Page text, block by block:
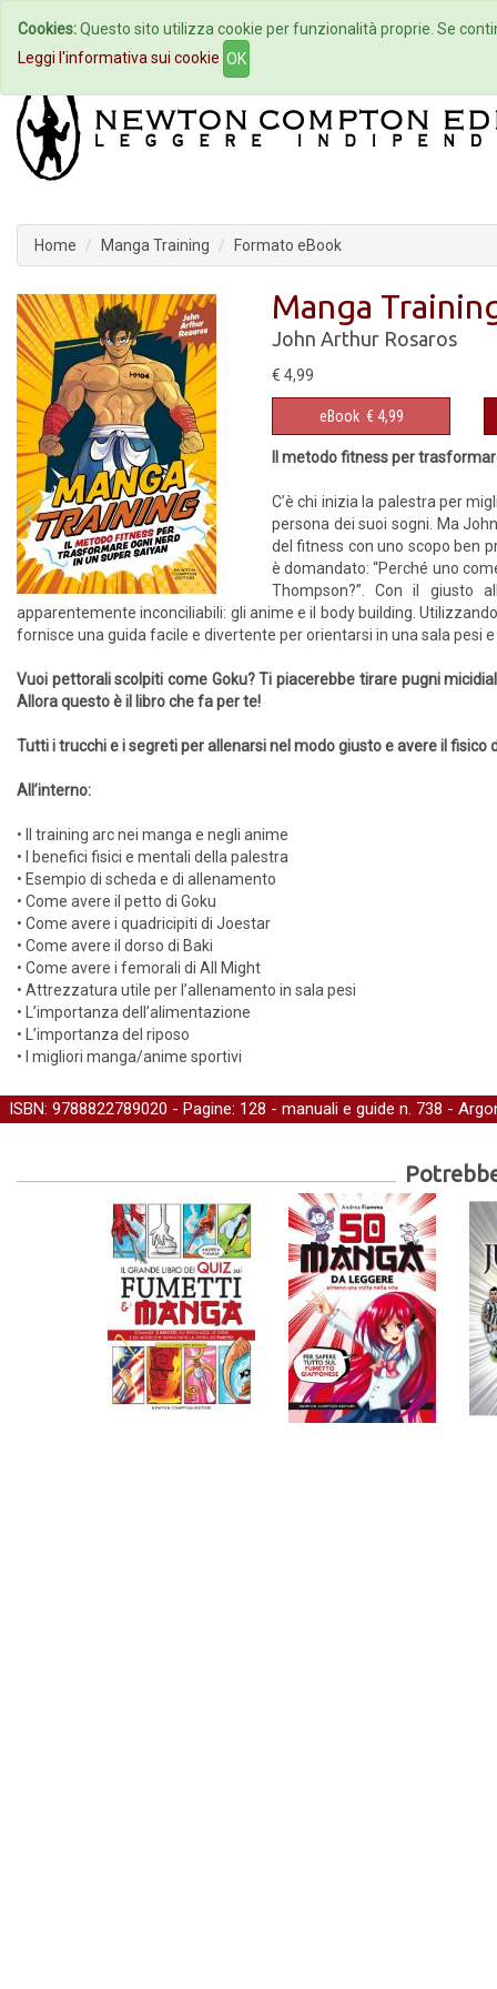
Home Autori Eventi
Home Manga Training Formato eBook
Manga
John Arthur Rosaros
€ 4,99
eBook € 4,99
Il metodo fitness per
C’è chi inizia la palestra per
persona dei suoi sogni. Ma
del fitness con uno scopo ben
è domandato: “Perché uno
Thompson?”. Con il giusto
apparentemente inconciliabili: gli anime e il body building.
fornisce una guida facile e divertente per orientarsi in una sala pesi
Vuoi pettorali scolpiti come Goku? Ti piacerebbe tirare pugni
Allora questo è il libro che fa per te!
Tutti i trucchi e i segreti per allenarsi nel modo giusto e avere il fisico
All’interno:
• Il training arc nei manga e negli anime
• I benefici fisici e mentali della palestra
• Esempio di scheda e di allenamento
• Come avere il petto di Goku
• Come avere i quadricipiti di Joestar
• Come avere il dorso di Baki
• Come avere i femorali di All Might
• Attrezzatura utile per l’allenamento in sala pesi
• L’importanza dell’alimentazione
• L’importanza del riposo
• I migliori manga/anime sportivi
ISBN: 9788822789020 - Pagine: 128 - manuali e guide n. 738 -
Cookies:Questo sito utilizza cookie per funzionalità proprie. Se
Leggi l'informativa sui cookie OK